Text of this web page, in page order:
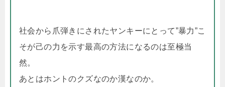
社会から爪弾きにされたヤンキーにとって”暴力”こ
そが己の力を示す最高の方法になるのは至極当
然。
あとはホントのクズなのか漢なのか。